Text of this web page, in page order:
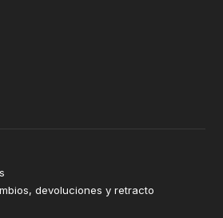
devoluciones y retracto